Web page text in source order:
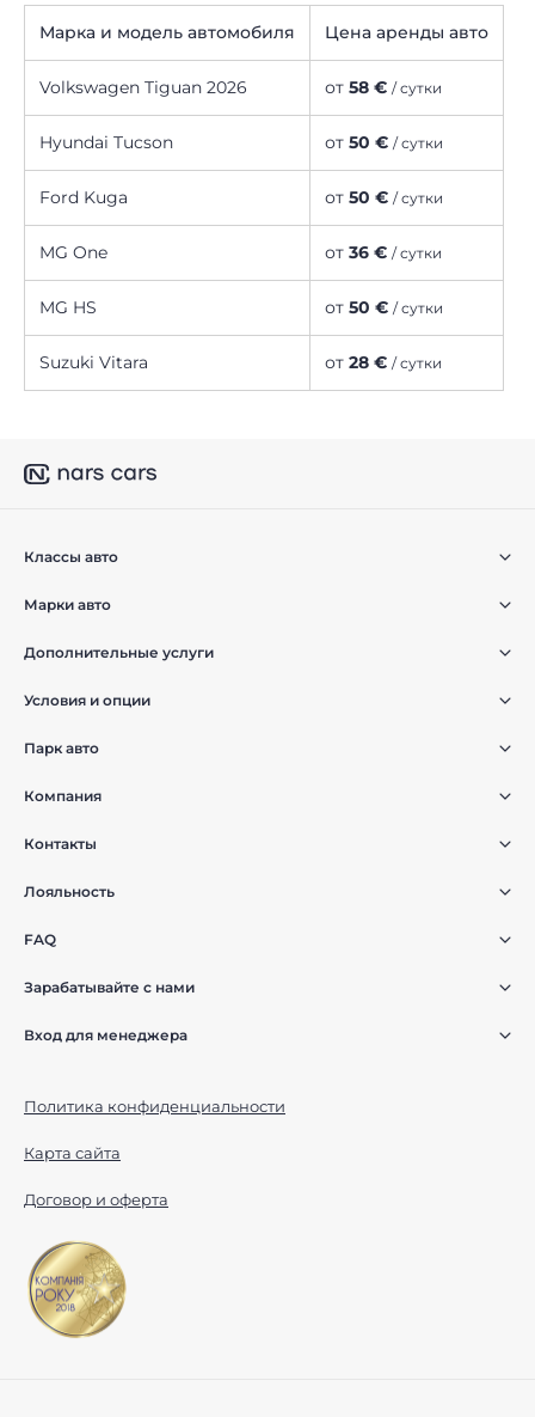
Марка и модель автомобиля Цена аренды авто
Volkswagen Tiguan 2026 от 58 € / сутки
Hyundai Tucson от 50 € / сутки
Ford Kuga от 50 € / сутки
MG One от 36 € / сутки
MG HS от 50 € / сутки
Suzuki Vitara от 28 € / сутки
Классы авто
Марки авто
Дополнительные услуги
Условия и опции
Парк авто
Компания
Контакты
Лояльность
FAQ
Зарабатывайте с нами
Вход для менеджера
Политика конфиденциальности
Карта сайта
Договор и оферта